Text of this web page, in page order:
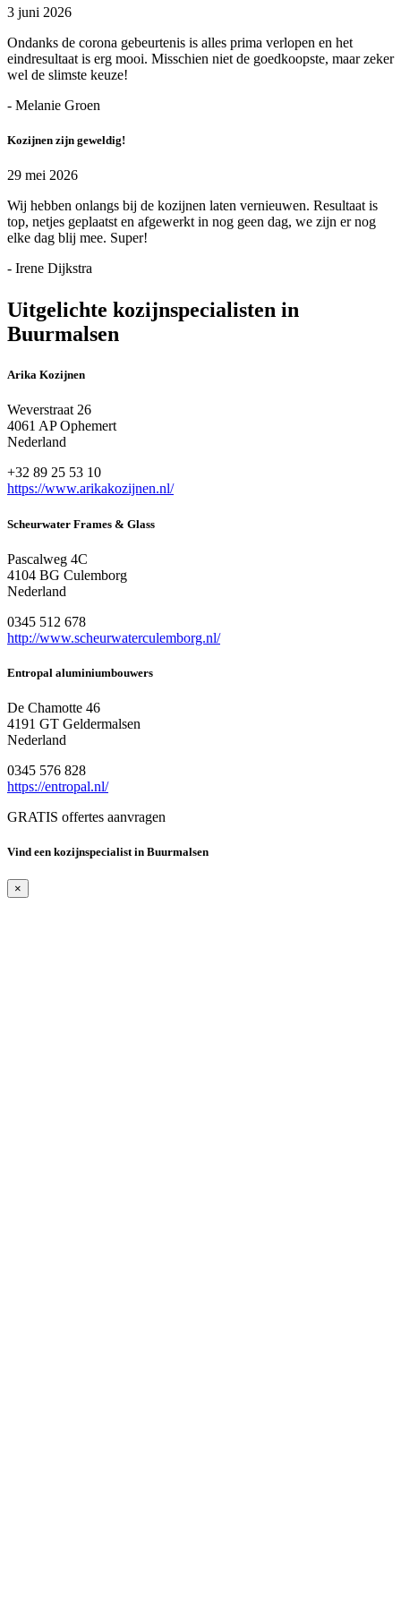
3 juni 2026
Ondanks de corona gebeurtenis is alles prima verlopen en het
eindresultaat is erg mooi. Misschien niet de goedkoopste, maar zeker
wel de slimste keuze!
- Melanie Groen
Kozijnen zijn geweldig!
29 mei 2026
Wij hebben onlangs bij de kozijnen laten vernieuwen. Resultaat is
top, netjes geplaatst en afgewerkt in nog geen dag, we zijn er nog
elke dag blij mee. Super!
- Irene Dijkstra
Uitgelichte kozijnspecialisten in
Buurmalsen
Arika Kozijnen
Weverstraat 26
4061 AP Ophemert
Nederland
+32 89 25 53 10
https://www.arikakozijnen.nl/
Scheurwater Frames & Glass
Pascalweg 4C
4104 BG Culemborg
Nederland
0345 512 678
http://www.scheurwaterculemborg.nl/
Entropal aluminiumbouwers
De Chamotte 46
4191 GT Geldermalsen
Nederland
0345 576 828
https://entropal.nl/
GRATIS offertes aanvragen
Vind een kozijnspecialist in Buurmalsen
×